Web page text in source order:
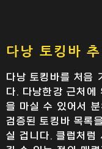
다낭 토킹바
다낭 토킹바를 처음
다. 다낭한강 근처에
을 마실 수 있어서
검증된 토킹바 목록
실 겁니다. 클럽처럼